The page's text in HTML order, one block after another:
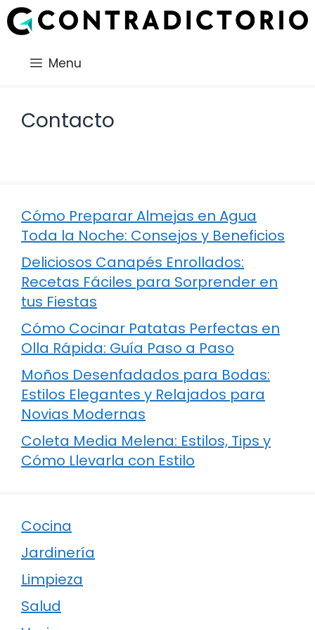
Saltar
al
Menu
Contacto
Cómo Preparar Almejas en Agua
Toda la Noche: Consejos y Beneficios
Deliciosos Canapés Enrollados:
Recetas Fáciles para Sorprender en
tus Fiestas
Cómo Cocinar Patatas Perfectas en
Olla Rápida: Guía Paso a Paso
Moños Desenfadados para Bodas:
Estilos Elegantes y Relajados para
Novias Modernas
Coleta Media Melena: Estilos, Tips y
Cómo Llevarla con Estilo
Cocina
Jardinería
Limpieza
Salud